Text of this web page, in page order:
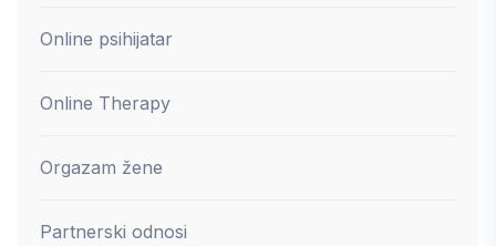
Online psihijatar
Online Therapy
Orgazam žene
Partnerski odnosi